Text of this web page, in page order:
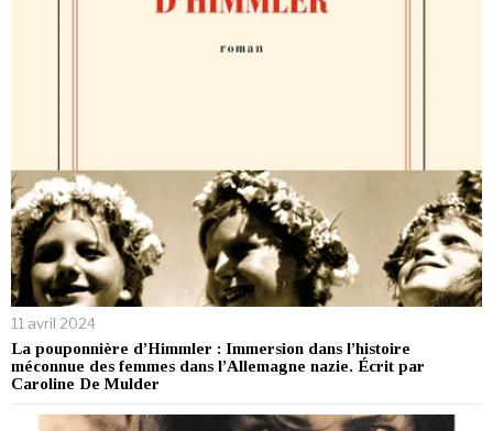
11 avril 2024
La pouponnière d’Himmler : Immersion dans l’histoire
méconnue des femmes dans l’Allemagne nazie. Écrit par
Caroline De Mulder